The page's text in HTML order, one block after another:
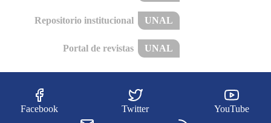
Repositorio institucional UNAL
Portal de revistas UNAL
Facebook Twitter YouTube